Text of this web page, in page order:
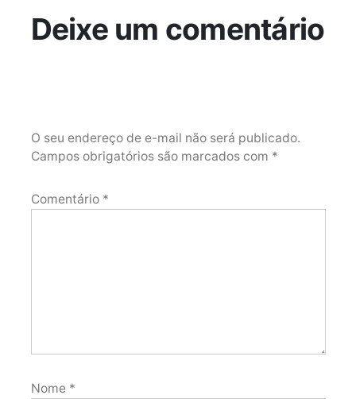
Deixe um comentário
O seu endereço de e-mail não será publicado.
Campos obrigatórios são marcados com *
Comentário *
Nome *